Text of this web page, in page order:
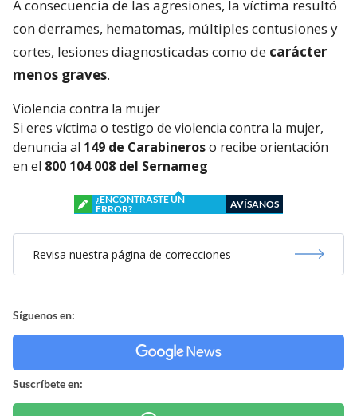
A consecuencia de las agresiones, la víctima resultó
con derrames, hematomas, múltiples contusiones y
cortes, lesiones diagnosticadas como de carácter
menos graves.
Violencia contra la mujer
Si eres víctima o testigo de violencia contra la mujer,
denuncia al 149 de Carabineroso recibe orientación
en el 800 104 008 del Sernameg
¿ENCONTRASTE UN
ERROR?
AVÍSANOS
Revisa nuestra página de correcciones
Síguenos en:
Suscríbete en: